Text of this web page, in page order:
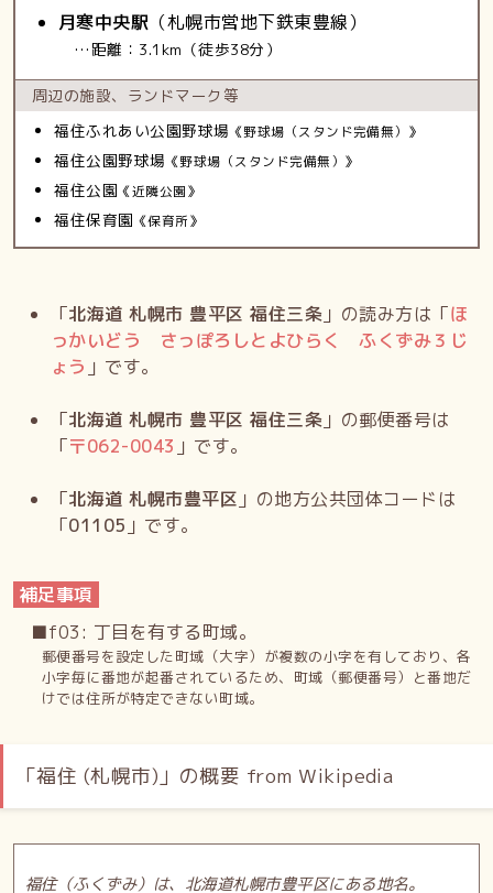
月寒中央駅 （札幌市営地下鉄東豊線）
…距離：3.1km（徒歩38分）
周辺の施設、 ランドマーク等
福住ふれあい公園野球場 《野球場（スタンド完備無）》
福住公園野球場 《野球場（スタンド完備無）》
福住公園 《近隣公園》
福住保育園 《保育所》
「北海道 札幌市 豊平区 福住三条 」の読み方は「ほ
っかいどう さっぽろしとよひらく ふくずみ３じ
ょう 」です。
「北海道 札幌市 豊平区 福住三条 」の郵便番号は
「〒062-0043 」です。
「北海道 札幌市豊平区 」の地方公共団体コードは
「01105 」です。
補足事項
■f03: 丁目を有する町域。
郵便番号を設定した町域（大字）が複数の小字を有しており、各
小字毎に番地が起番されているため、町域（郵便番号）と番地だ
けでは住所が特定できない町域。
「福住 (札幌市)」の概要 from Wikipedia
福住（ふくずみ）は、北海道札幌市豊平区にある地名。